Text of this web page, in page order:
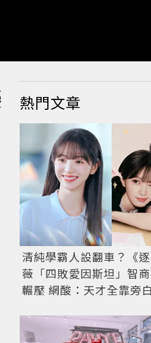
熱門文章
清純學霸人設翻車？《
薇「四敗愛因斯坦」智
輾壓 網酸：天才全靠旁白